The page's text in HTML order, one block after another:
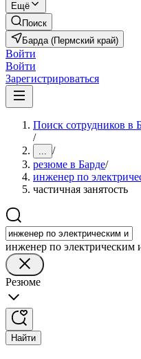
Ещё
Поиск
Барда (Пермский край)
Войти
Войти
Зарегистрироваться
Поиск сотрудников в
/
... /
резюме в Барде/
инженер по
частичная занятость
инженер по электрическим
Резюме
Найти